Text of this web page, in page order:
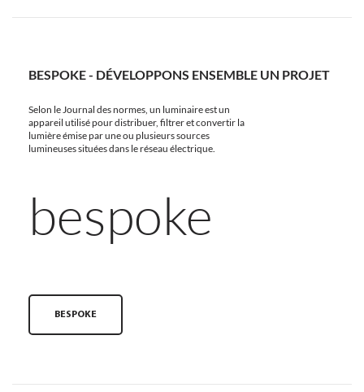
BESPOKE - DÉVELOPPONS ENSEMBLE UN PROJET
Selon le Journal des normes, un luminaire est un
appareil utilisé pour distribuer, filtrer et convertir la
lumière émise par une ou plusieurs sources
lumineuses situées dans le réseau électrique.
bespoke
BESPOKE